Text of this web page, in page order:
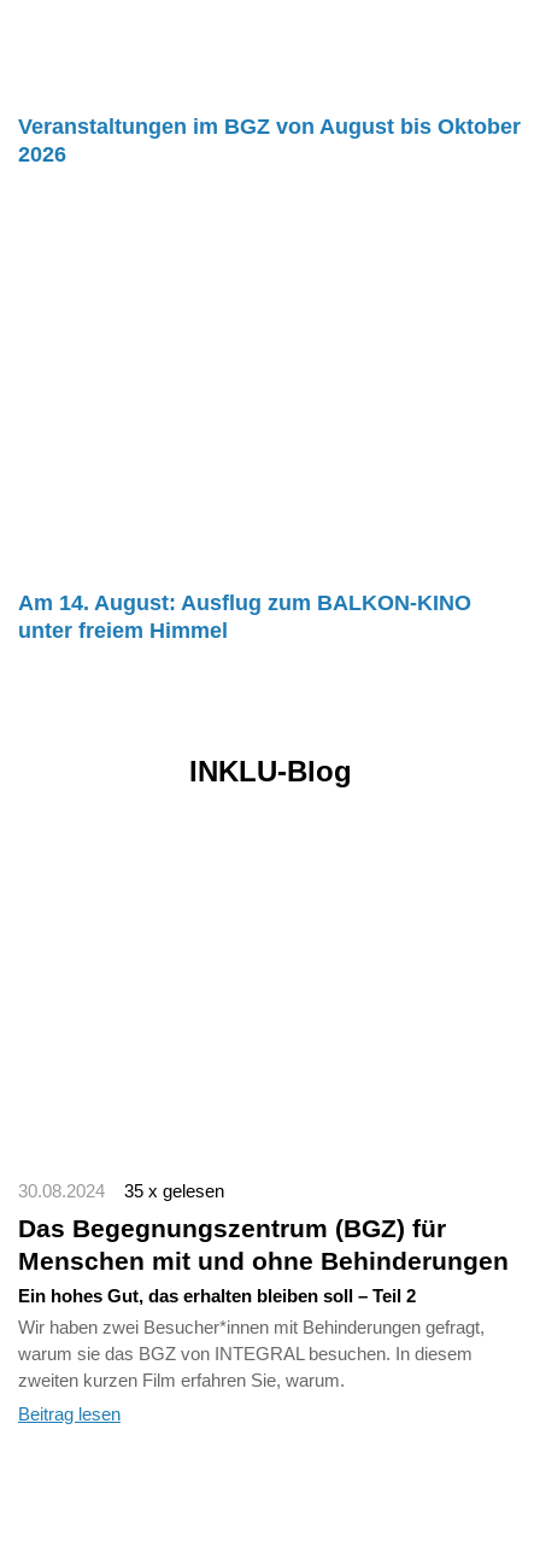
Veranstaltungen im BGZ von August bis Oktober
2026
Am 14. August: Ausflug zum BALKON-KINO
unter freiem Himmel
INKLU-Blog
30.08.2024 35 x gelesen
Das Begegnungszentrum (BGZ) für
Menschen mit und ohne Behinderungen
Ein hohes Gut, das erhalten bleiben soll – Teil 2
Wir haben zwei Besucher*innen mit Behinderungen gefragt,
warum sie das BGZ von INTEGRAL besuchen. In diesem
zweiten kurzen Film erfahren Sie, warum.
Beitrag lesen